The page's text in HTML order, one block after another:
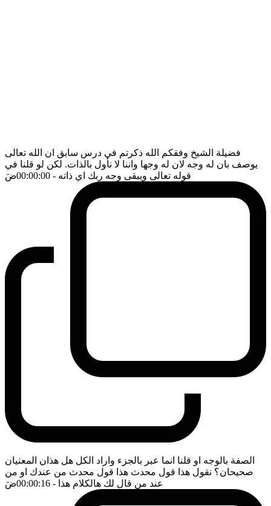
فضيلة الشيخ وفقكم الله ذكرتم في درس سابق ان الله تعالى
يوصف بان له وجه لان له وجها واننا لا نأول بالذات. لكن لو قلنا في
قوله تعالى ويبقى وجه ربك اي ذاته - 00:00:00 ضَ
الصفة بالوجه او قلنا انما عبر بالجزء واراد الكل هل هذان المعنيان
صحيحان؟ نقول هذا قول محدث هذا قول محدث من عندك او من
عند من قال لك هالكلام هذا - 00:00:16 ضَ